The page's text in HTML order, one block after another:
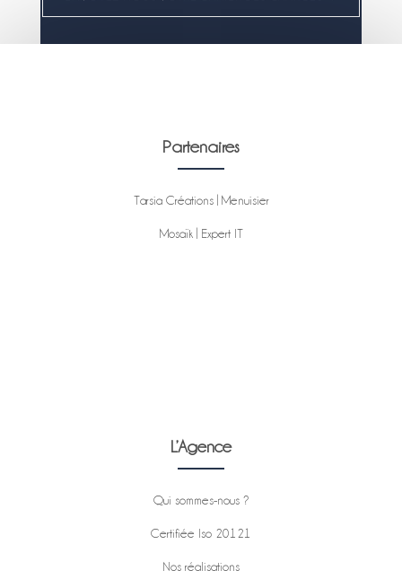
Partenaires
Tarsia Créations | Menuisier
Mosaïk | Expert IT
L’Agence
Qui sommes-nous ?
Certifiée Iso 20121
Nos réalisations